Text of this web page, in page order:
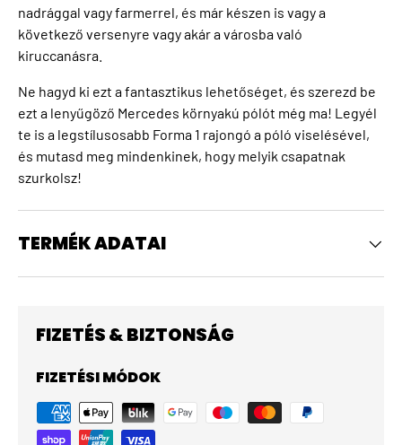
nadrággal vagy farmerrel, és már készen is vagy a
következő versenyre vagy akár a városba való
kiruccanásra.
Ne hagyd ki ezt a fantasztikus lehetőséget, és szerezd be
ezt a lenyűgöző Mercedes környakú pólót még ma! Legyél
te is a legstílusosabb Forma 1 rajongó a póló viselésével,
és mutasd meg mindenkinek, hogy melyik csapatnak
szurkolsz!
TERMÉK ADATAI
FIZETÉS & BIZTONSÁG
FIZETÉSI MÓDOK